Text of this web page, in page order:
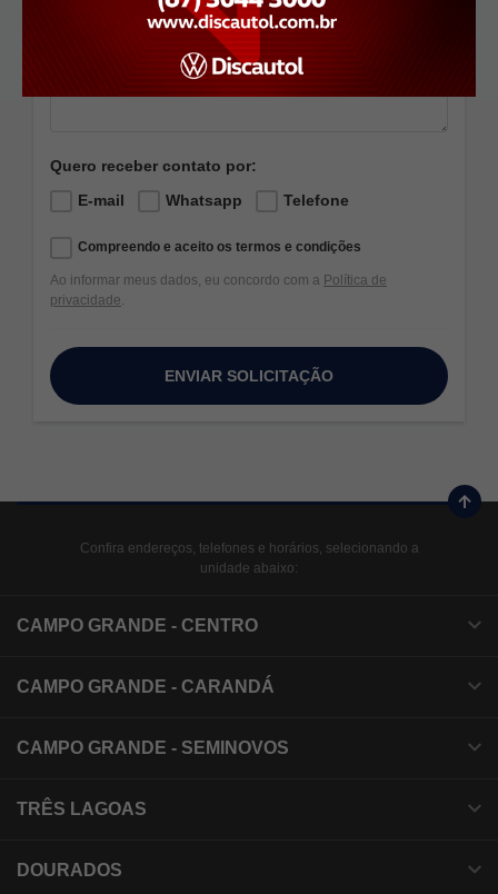
Quero receber contato por:
E-mail
Whatsapp Telefone
Compreendo e aceito os termos e condições
Ao informar meus dados, eu concordo com a Política de
privacidade
ENVIAR SOLICITAÇÃO
Confira endereços, telefones e horários, selecionando a
unidade abaixo:
CAMPO GRANDE - CENTRO
CAMPO GRANDE - CARANDÁ
CAMPO GRANDE - SEMINOVOS
TRÊS LAGOAS
DOURADOS